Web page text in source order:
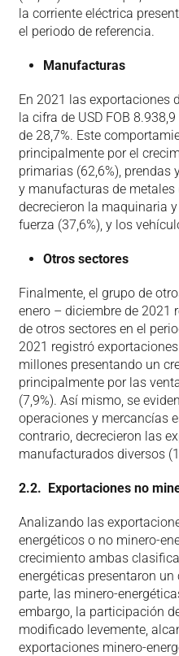
la corriente eléctrica
el periodo de referencia.
Manufacturas
En 2021 las exportaciones
la cifra de USD FOB
de 28,7%. Este
principalmente por el
primarias (62,6%), prendas
y manufacturas de metales
decrecieron la maquinaria
fuerza (37,6%), y los
Otros sectores
Finalmente, el grupo de
enero – diciembre de 2021
de otros sectores en el
2021 registró
millones presentando un
principalmente por las
(7,9%). Así mismo, se
operaciones y mercancías
contrario, decrecieron las
manufacturados diversos
2.2. Exportaciones no
Analizando las
energéticos o no minero-
crecimiento ambas
energéticas presentaron un
parte, las minero-
embargo, la participación
modificado levemente,
exportaciones minero-